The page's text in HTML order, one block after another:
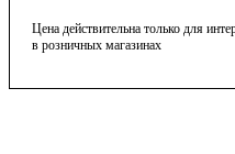
Цена действительна только для
в розничных магазинах